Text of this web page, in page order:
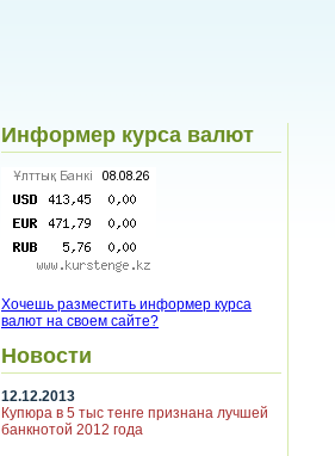
Информер курса валют
Хочешь разместить информер курса
валют на своем сайте?
Новости
12.12.2013
Купюра в 5 тыс тенге признана лучшей
банкнотой 2012 года